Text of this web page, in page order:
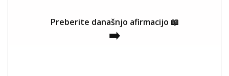
Preberite današnjo afirmacijo 📖
➡️